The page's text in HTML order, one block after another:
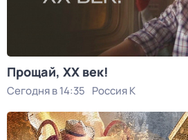
Прощай, ХХ век!
Сегодня в 14:35 Россия К